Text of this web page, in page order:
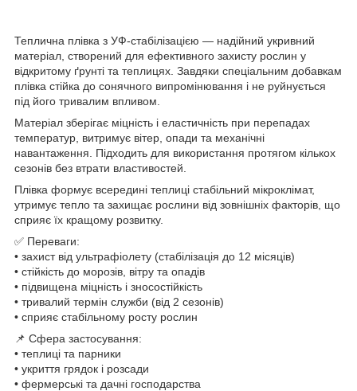
Теплична плівка з УФ-стабілізацією — надійний укривний
матеріал, створений для ефективного захисту рослин у
відкритому ґрунті та теплицях. Завдяки спеціальним добавкам
плівка стійка до сонячного випромінювання і не руйнується
під його тривалим впливом.
Матеріал зберігає міцність і еластичність при перепадах
температур, витримує вітер, опади та механічні
навантаження. Підходить для використання протягом кількох
сезонів без втрати властивостей.
Плівка формує всередині теплиці стабільний мікроклімат,
утримує тепло та захищає рослини від зовнішніх факторів, що
сприяє їх кращому розвитку.
✅ Переваги:
• захист від ультрафіолету (стабілізація до 12 місяців)
• стійкість до морозів, вітру та опадів
• підвищена міцність і зносостійкість
• тривалий термін служби (від 2 сезонів)
• сприяє стабільному росту рослин
📌 Сфера застосування:
• теплиці та парники
• укриття грядок і розсади
• фермерські та дачні господарства